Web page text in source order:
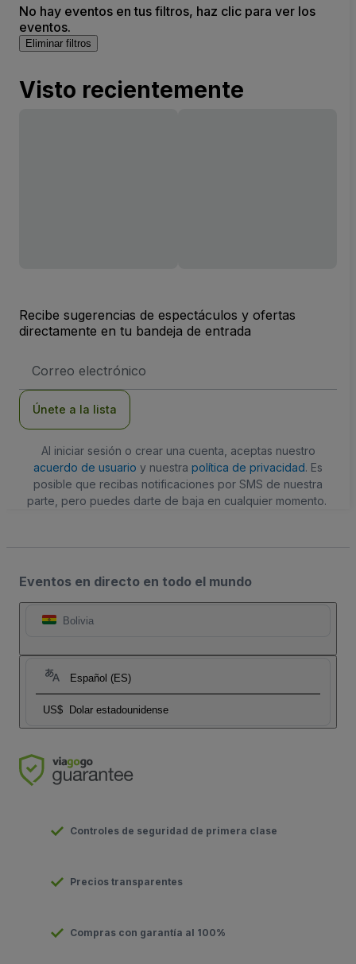
No hay eventos en tus filtros, haz clic para ver los
eventos.
Eliminar filtros
Visto recientemente
Recibe sugerencias de espectáculos y ofertas
directamente en tu bandeja de entrada
de
Únete a la lista
Al iniciar sesión o crear una cuenta, aceptas nuestro
acuerdo de usuario y nuestra política de privacidad. Es
posible que recibas notificaciones por SMS de nuestra
parte, pero puedes darte de baja en cualquier momento.
Eventos en directo en todo el mundo
Bolivia
Español (ES)
US$ Dolar estadounidense
Controles de seguridad de primera clase
Precios transparentes
Compras con garantía al 100%